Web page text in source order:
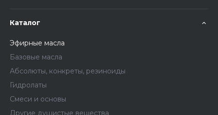
Каталог
Эфирные масла
Базовые масла
Абсолюты, конкреты, резиноиды
Гидролаты
Смеси и основы